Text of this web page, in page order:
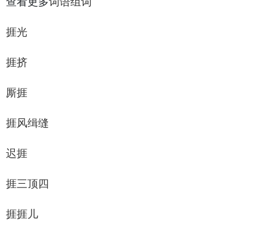
捱光
捱挤
厮捱
捱风缉缝
迟捱
捱三顶四
捱捱儿